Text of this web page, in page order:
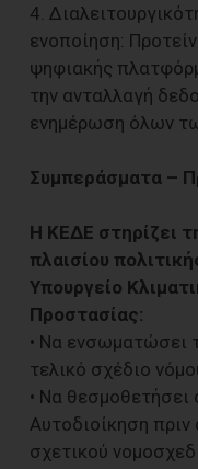
4.
ενοποίηση:
ψηφιακής
την ανταλλαγή
ενημέρωση όλων
Συμπεράσματα –
Η ΚΕΔΕ στηρίζει
πλαισίου
Υπουργείο
Προστασίας:
• Να ενσωματώσει
τελικό σχέδιο
• Να θεσμοθετήσει
Αυτοδιοίκηση
σχετικού